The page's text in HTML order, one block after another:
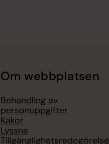
Om webbplatsen
Behandling av
personuppgifter
Kakor
Lyssna
Tillgänglighetsredogörelse